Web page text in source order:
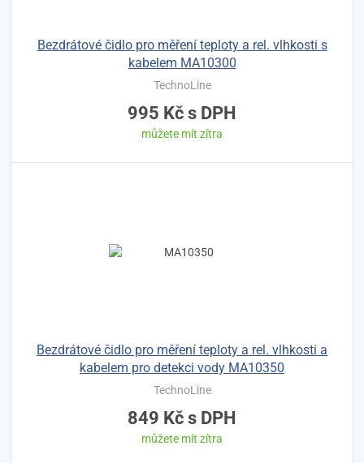
Bezdrátové čidlo pro měření teploty a rel. vlhkosti s
kabelem MA10300
TechnoLine
995 Kč s DPH
můžete mít zítra
Bezdrátové čidlo pro měření teploty a rel. vlhkosti a
kabelem pro detekci vody MA10350
TechnoLine
849 Kč s DPH
můžete mít zítra